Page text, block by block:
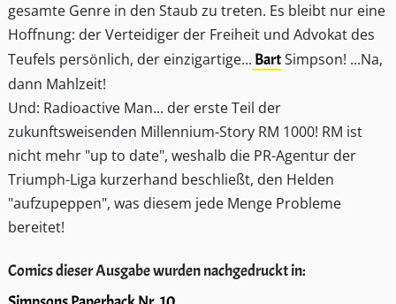
gesamte Genre in den Staub zu treten. Es bleibt nur eine
Hoffnung: der Verteidiger der Freiheit und Advokat des
Teufels persönlich, der einzigartige... BartSimpson! ...Na,
dann Mahlzeit!
Und: Radioactive Man... der erste Teil der
zukunftsweisenden Millennium-Story RM 1000! RM ist
nicht mehr "up to date", weshalb die PR-Agentur der
Triumph-Liga kurzerhand beschließt, den Helden
"aufzupeppen", was diesem jede Menge Probleme
bereitet!
Comics dieser Ausgabe wurden nachgedruckt in: